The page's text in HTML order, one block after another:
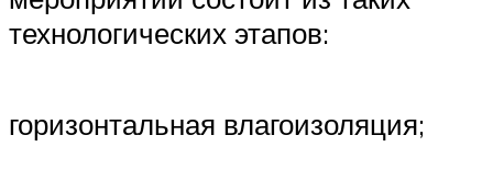
технологических этапов:
горизонтальная влагоизоляция;